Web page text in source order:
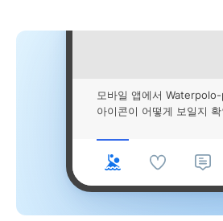
모바일 앱에서
아이콘이 어떻게 보일지 확